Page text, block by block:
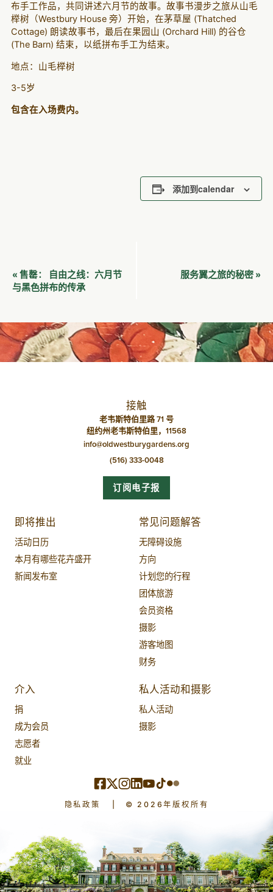
布手工作品，共同讲述六月节的故事。故事书漫步之旅从山毛
榉树（Westbury House 旁）开始，在茅草屋 (Thatched
Cottage) 朗读故事书，最后在果园山 (Orchard Hill) 的谷仓
(The Barn) 结束，以纸拼布手工为结束。
地点：山毛榉树
3-5岁
包含在入场费内。
添加到calendar
活
动
航
« 售罄：
自由之线：六月节
与黑色拼布的传承
服务翼之旅的秘密 »
接触
老韦斯特伯里路 71 号
纽约州老韦斯特伯里，11568
info@oldwestburygardens.org
(516) 333-0048
订阅电子报
即将推出
活动日历
本月有哪些花卉盛开
新闻发布室
常见问题解答
无障碍设施
方向
计划您的行程
团体旅游
会员资格
摄影
游客地图
财务
介入
捐
成为会员
志愿者
就业
私人活动和摄影
私人活动
摄影
隐私政策 © 2026年版权所有